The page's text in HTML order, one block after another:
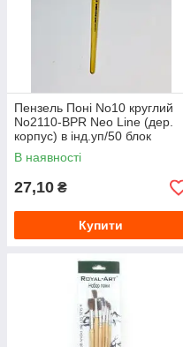
Пензель Поні No10 круглий
No2110-BPR Neo Line (дер.
корпус) в інд.уп/50 блок
В наявності
27,10 ₴
Купити